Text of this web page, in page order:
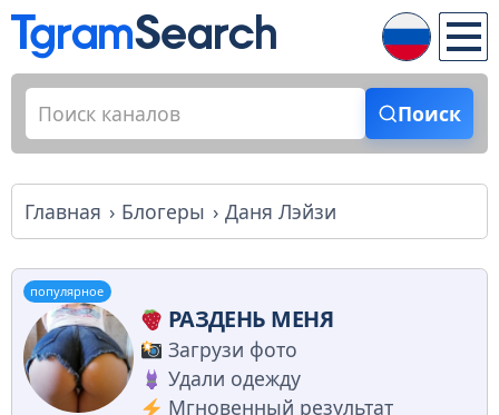
Поиск
Главная Блогеры Даня Лэйзи
популярное
РАЗДЕНЬ МЕНЯ
Загрузи фото
Удали одежду
Мгновенный результат